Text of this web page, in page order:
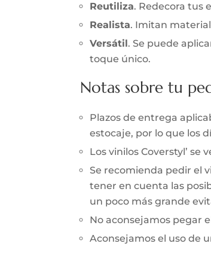
Reutiliza. Redecora tus
Realista. Imitan
Versátil . Se puede
toque único.
Notas sobre tu
Plazos de entrega
estocaje, por lo que los
Los vinilos Coverstyl’
Se recomienda pedir el
tener en cuenta las
un poco más grande
No aconsejamos pegar
Aconsejamos el uso de